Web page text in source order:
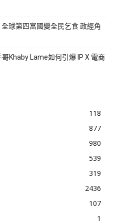
球第四富國變全民乞食 政經角
Khaby Lame如何引爆 IP X 電商
118
877
980
539
319
2436
107
1